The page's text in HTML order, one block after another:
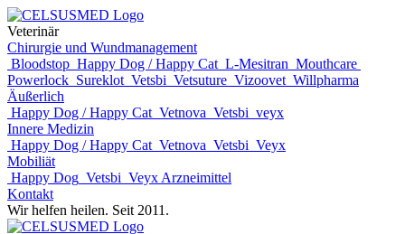
Veterinär
Chirurgie und Wundmanagement
Bloodstop Happy Dog / Happy Cat L-Mesitran Mouthcare
Powerlock Sureklot Vetsbi Vetsuture Vizoovet Willpharma
Äußerlich
Happy Dog / Happy Cat Vetnova Vetsbi veyx
Innere Medizin
Happy Dog / Happy Cat Vetnova Vetsbi Veyx
Mobiliät
Happy Dog Vetsbi Veyx Arzneimittel
Kontakt
Wir helfen heilen. Seit 2011.